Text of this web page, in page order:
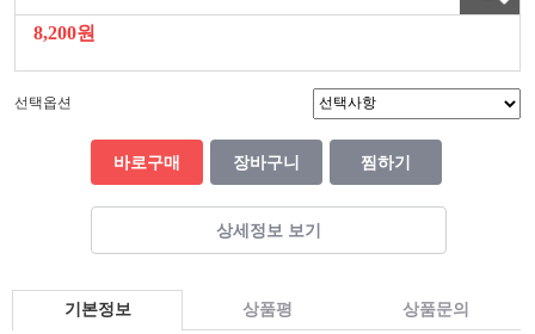
8,200원
선택옵션
바로구매 장바구니 찜하기
상세정보 보기
기본정보 상품평 상품문의